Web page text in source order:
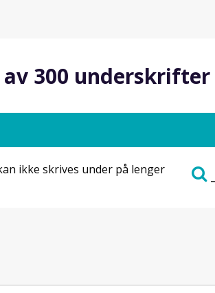
av 300 underskrifter
ikke skrives under på lenger